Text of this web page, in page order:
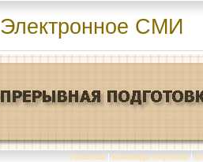
Электронное СМИ
Главная | Команда портала | О